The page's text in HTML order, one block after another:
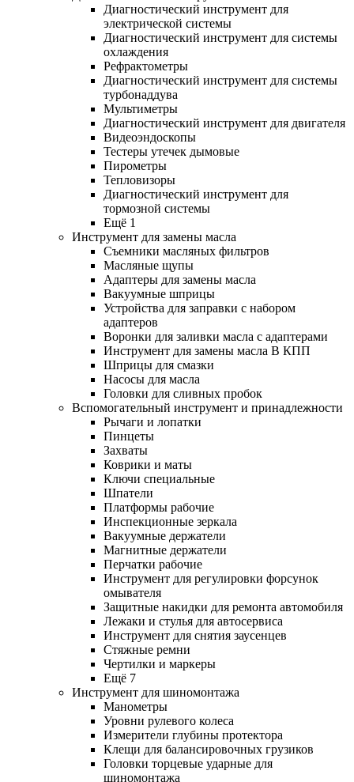
Диагностический инструмент для
электрической системы
Диагностический инструмент для системы
охлаждения
Рефрактометры
Диагностический инструмент для системы
турбонаддува
Мультиметры
Диагностический инструмент для двигателя
Видеоэндоскопы
Тестеры утечек дымовые
Пирометры
Тепловизоры
Диагностический инструмент для
тормозной системы
Ещё 1
Инструмент для замены масла
Съемники масляных фильтров
Масляные щупы
Адаптеры для замены масла
Вакуумные шприцы
Устройства для заправки с набором
адаптеров
Воронки для заливки масла с адаптерами
Инструмент для замены масла В КПП
Шприцы для смазки
Насосы для масла
Головки для сливных пробок
Вспомогательный инструмент и принадлежности
Рычаги и лопатки
Пинцеты
Захваты
Коврики и маты
Ключи специальные
Шпатели
Платформы рабочие
Инспекционные зеркала
Вакуумные держатели
Магнитные держатели
Перчатки рабочие
Инструмент для регулировки форсунок
омывателя
Защитные накидки для ремонта автомобиля
Лежаки и стулья для автосервиса
Инструмент для снятия заусенцев
Стяжные ремни
Чертилки и маркеры
Ещё 7
Инструмент для шиномонтажа
Манометры
Уровни рулевого колеса
Измерители глубины протектора
Клещи для балансировочных грузиков
Головки торцевые ударные для
шиномонтажа